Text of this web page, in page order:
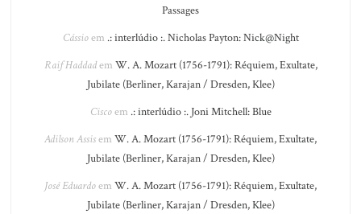
Passages
Cássioem .: interlúdio :. Nicholas Payton: Nick@Night
Raif Haddadem W. A. Mozart (1756-1791): Réquiem, Exultate,
Jubilate (Berliner, Karajan / Dresden, Klee)
Ciscoem .: interlúdio :. Joni Mitchell: Blue
Adilson Assisem W. A. Mozart (1756-1791): Réquiem, Exultate,
Jubilate (Berliner, Karajan / Dresden, Klee)
José Eduardoem W. A. Mozart (1756-1791): Réquiem, Exultate,
Jubilate (Berliner, Karajan / Dresden, Klee)